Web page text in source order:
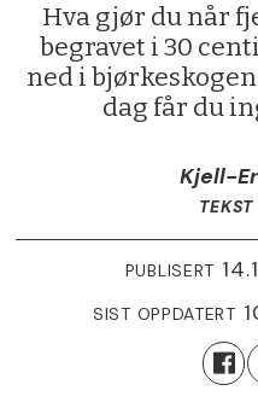
Hva gjør du når
begravet i 30
ned i
dag får du
Kjell-
PUBLISERT
SIST OPPDATERT